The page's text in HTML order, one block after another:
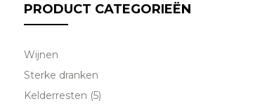
PRODUCT CATEGORIEËN
Wijnen
Sterke dranken
Kelderresten (5)